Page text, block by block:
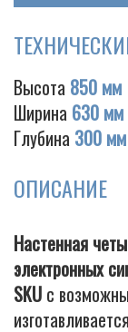
Cigarette
Высота 850 мм
Ширина 630 мм
Глубина 300 мм
ОПИСАНИЕ
Настенная
электронных
SKU с